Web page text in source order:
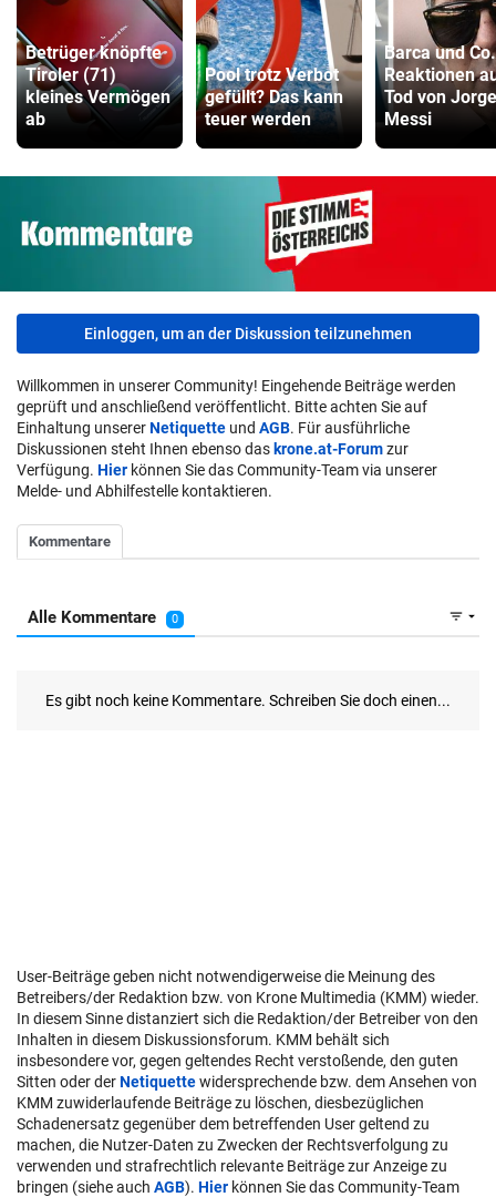
Betrüger knöpfte
Tiroler (71)
kleines Vermögen
ab
Pool trotz Verbot
gefüllt? Das kann
teuer werden
Barca und
Reaktionen
Tod von Jorge
Messi
Einloggen, um an der Diskussion teilzunehmen
Willkommen in unserer Community! Eingehende Beiträge werden
geprüft und anschließend veröffentlicht. Bitte achten Sie auf
Einhaltung unsererNetiquette und AGB. Für ausführliche
Diskussionen steht Ihnen ebenso das krone.at-Forumzur
Verfügung. Hier können Sie das Community-Team via unserer
Melde- und Abhilfestelle kontaktieren.
User-Beiträge geben nicht notwendigerweise die Meinung des
Betreibers/der Redaktion bzw. von Krone Multimedia (KMM) wieder.
In diesem Sinne distanziert sich die Redaktion/der Betreiber von den
Inhalten in diesem Diskussionsforum. KMM behält sich
insbesondere vor, gegen geltendes Recht verstoßende, den guten
Sitten oder derNetiquettewidersprechende bzw. dem Ansehen von
KMM zuwiderlaufende Beiträge zu löschen, diesbezüglichen
Schadenersatz gegenüber dem betreffenden User geltend zu
machen, die Nutzer-Daten zu Zwecken der Rechtsverfolgung zu
verwenden und strafrechtlich relevante Beiträge zur Anzeige zu
bringen (siehe auch AGB). Hier können Sie das Community-Team